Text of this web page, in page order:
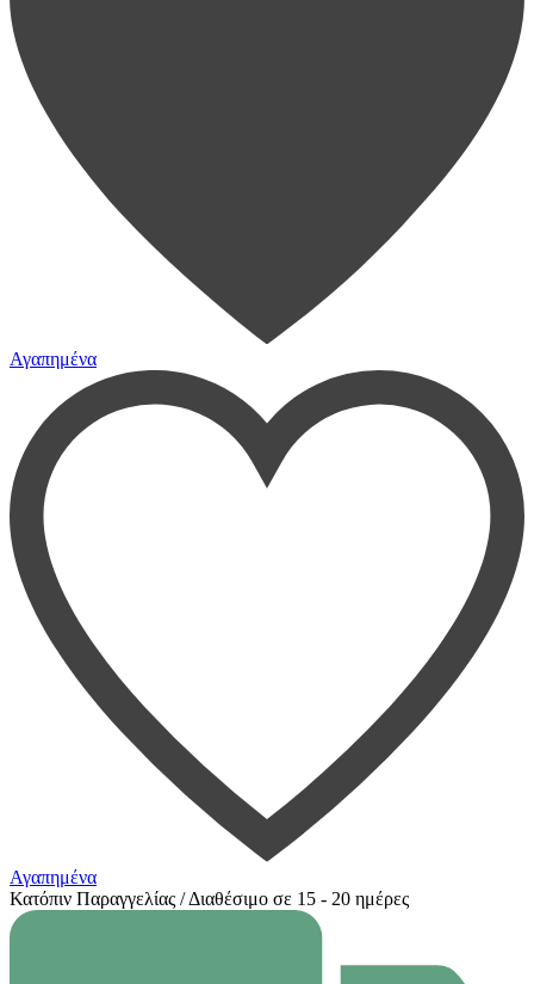
Αγαπημένα
Αγαπημένα
Κατόπιν Παραγγελίας / Διαθέσιμο σε 15 - 20 ημέρες